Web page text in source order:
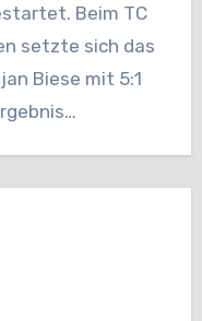
Beim TC
setzte sich das
Biese mit 5:1